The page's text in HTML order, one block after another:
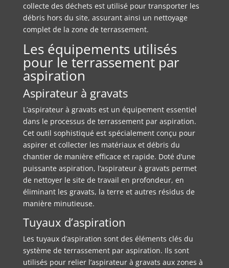
collecte des déchets est utilisé pour transporter les
débris hors du site, assurant ainsi un nettoyage
complet de la zone de terrassement.
Les équipements utilisés
pour le terrassement par
aspiration
Aspirateur à gravats
L’aspirateur à gravats est un équipement essentiel
dans le processus de terrassement par aspiration.
Cet outil sophistiqué est spécialement conçu pour
aspirer et collecter les matériaux et débris du
chantier de manière efficace et rapide. Doté d’une
puissante aspiration, l’aspirateur à gravats permet
de nettoyer le site de travail en profondeur, en
éliminant les gravats, la terre et autres résidus de
manière minutieuse.
Tuyaux d’aspiration
Les tuyaux d’aspiration sont des éléments clés du
système de terrassement par aspiration. Ils sont
utilisés pour relier l’aspirateur à gravats aux zones à